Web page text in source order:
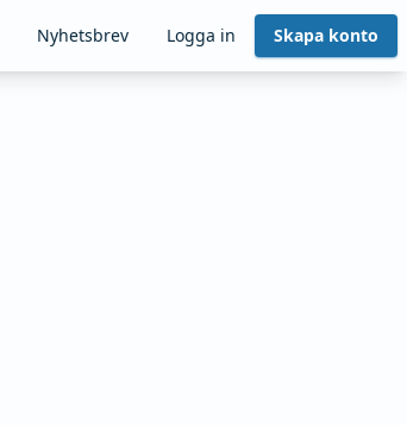
Nyhetsbrev Logga in Skapa konto